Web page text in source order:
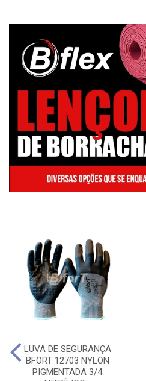
LUVA DE SEGURANÇA
BFORT 12703 NYLON
PIGMENTADA 3/4